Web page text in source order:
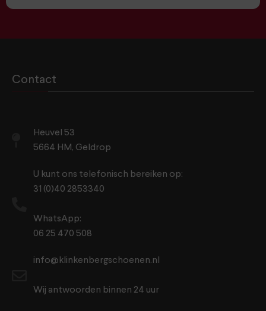
Contact
Heuvel 53
5664 HM, Geldrop
U kunt ons telefonisch bereiken op:
31 (0)40 2853340
WhatsApp:
06 25 470 508
info@klinkenbergschoenen.nl
Wij antwoorden binnen 24 uur